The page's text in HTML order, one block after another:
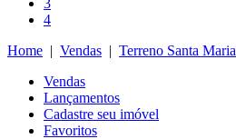
3
4
Home | Vendas | Terreno Santa Maria
Vendas
Lançamentos
Cadastre seu imóvel
Favoritos